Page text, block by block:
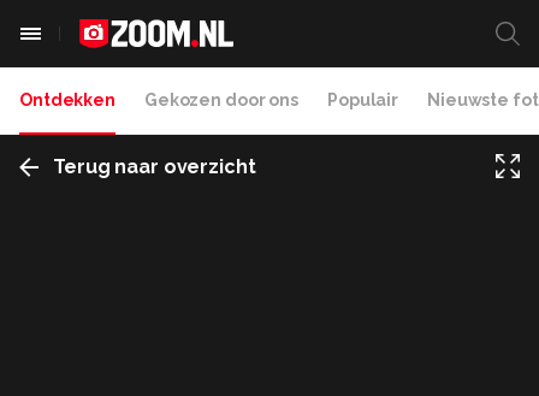
Ontdekken Gekozen door ons Populair Nieuwste
Terug naar overzicht